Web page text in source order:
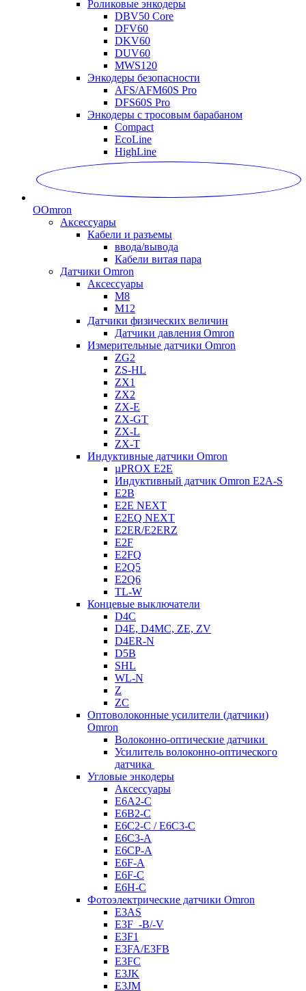
Роликовые энкодеры
DBV50 Core
DFV60
DKV60
DUV60
MWS120
Энкодеры безопасности
AFS/AFM60S Pro
DFS60S Pro
Энкодеры с тросовым барабаном
Compact
EcoLine
HighLine
OOmron
Аксессуары
Кабели и разъемы
ввода/вывода
Кабели витая пара
Датчики Omron
Аксессуары
M8
M12
Датчики физических величин
Датчики давления Omron
Измерительные датчики Omron
ZG2
ZS-HL
ZX1
ZX2
ZX-E
ZX-GT
ZX-L
ZX-T
Индуктивные датчики Omron
µPROX E2E
Индуктивный датчик Omron E2A-S
E2B
E2E NEXT
E2EQ NEXT
E2ER/E2ERZ
E2F
E2FQ
E2Q5
E2Q6
TL-W
Концевые выключатели
D4C
D4E, D4MC, ZE, ZV
D4ER-N
D5B
SHL
WL-N
Z
ZC
Оптоволоконные усилители (датчики)
Omron
Волоконно-оптические датчики
Усилитель волоконно-оптического
датчика
Угловые энкодеры
Аксессуары
E6A2-C
E6B2-C
E6C2-C / E6C3-C
E6C3-A
E6CP-A
E6F-A
E6F-C
E6H-C
Фотоэлектрические датчики Omron
E3AS
E3F_-B/-V
E3F1
E3FA/E3FB
E3FC
E3JK
E3JM